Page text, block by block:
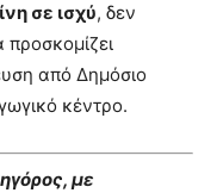
σε ισχύ, δεν
από Δημόσιο
κέντρο.
με